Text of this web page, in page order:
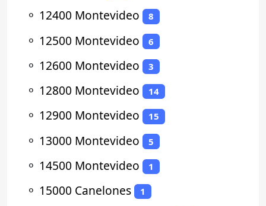
⚬ 12400 Montevideo 8
⚬ 12500 Montevideo 6
⚬ 12600 Montevideo 3
⚬ 12800 Montevideo 14
⚬ 12900 Montevideo 15
⚬ 13000 Montevideo 5
⚬ 14500 Montevideo 1
⚬ 15000 Canelones 1